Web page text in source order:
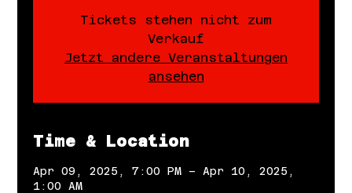
Tickets stehen nicht zum
Verkauf
Jetzt andere Veranstaltungen
ansehen
Time & Location
Apr 09, 2025, 7:00 PM – Apr 10, 2025,
1:00 AM